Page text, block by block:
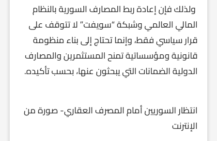
ولذلك فإن إعادة ربط المصارف السورية بالنظام
المالي العالمي وشبكة “سويفت” لا تتوقف على
قرار سياسي فقط، وإنما تحتاج إلى بناء منظومة
قانونية ومؤسساتية تمنح المستثمرين والمصارف
الدولية الضمانات التي يبحثون عنها، بحسب تأكيده.
انتظار السوريين أمام المصرف العقاري- صورة من
الإنترنت